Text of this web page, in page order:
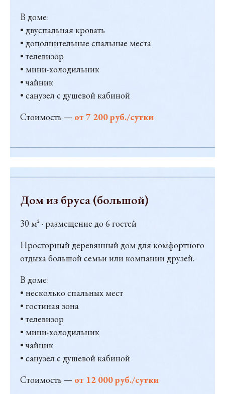
В доме:
• двуспальная кровать
• дополнительные спальные места
• телевизор
• мини-холодильник
• чайник
• санузел с душевой кабиной
Стоимость — от 7 200 руб./сутки
Дом из бруса (большой)
30 м² · размещение до 6 гостей
Просторный деревянный дом для комфортного
отдыха большой семьи или компании друзей.
В доме:
• несколько спальных мест
• гостиная зона
• телевизор
• мини-холодильник
• чайник
• санузел с душевой кабиной
Стоимость — от 12 000 руб./сутки